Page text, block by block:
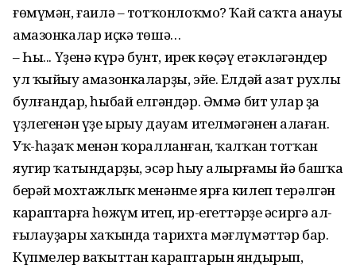
ғөмүмән, ғаилә – тотҡонлоҡмо? Ҡай саҡта анауы
амазонкалар иҫкә төшә…
– Һы... Үҙенә күрә бунт, ирек көҫәү етәкләгәндер
ул ҡыйыу амазонкаларҙы, эйе. Елдәй азат рухлы
булғандар, һыбай елгәндәр. Әммә бит улар ҙа
үҙлегенән үҙе ырыу дауам ителмәгәнен аңлаған.
Уҡ-һаҙаҡ менән ҡоралланған, ҡалҡан тотҡан
яугир ҡатындарҙың, эсәр һыу алырғамы йә башҡа
берәй мохтажлыҡ менәнме ярға килеп терәлгән
караптарға һөжүм итеп, ир-егеттәрҙе әсиргә ал­
ғылауҙары хаҡында тарихта мәғлү­мәттәр бар.
Күпмелер ваҡыттан караптарын яндырып,